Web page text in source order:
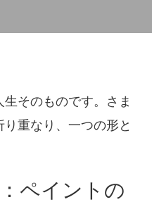
生そのものです。さま
重なり、一つの形と
ペイントの